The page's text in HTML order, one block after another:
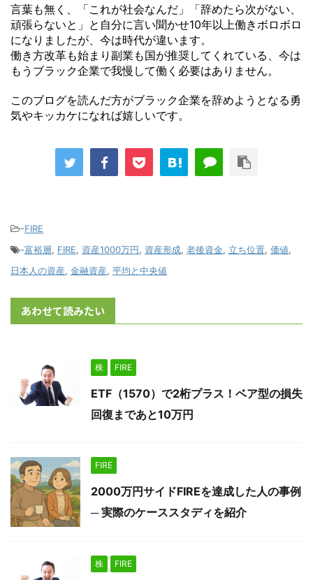
言葉も無く、「これが社会なんだ」「辞めたら次がない、
頑張らないと」と自分に言い聞かせ10年以上働きボロボロ
になりましたが、今は時代が違います。
働き方改革も始まり副業も国が推奨してくれている、今は
もうブラック企業で我慢して働く必要はありません。
このブログを読んだ方がブラック企業を辞めようとなる勇
気やキッカケになれば嬉しいです。
-FIRE
-富裕層, FIRE, 資産1000万円, 資産形成, 老後資金, 立ち位置, 価値,
日本人の資産, 金融資産, 平均と中央値
あわせて読みたい
株 FIRE
ETF（1570）で2桁プラス！ベア型の損失
回復まであと10万円
FIRE
2000万円サイドFIREを達成した人の事例
─ 実際のケーススタディを紹介
株 FIRE